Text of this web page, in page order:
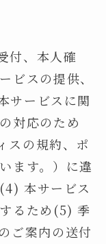
付、本人確
ビスの提供、
サービスに関
対応のため
スの規約、ポ
ます。）に違
本サービス
るため(5) 季
ご案内の送付